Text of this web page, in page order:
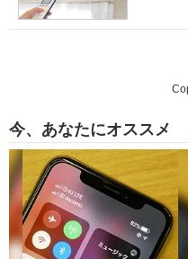
今、あなたにオススメ